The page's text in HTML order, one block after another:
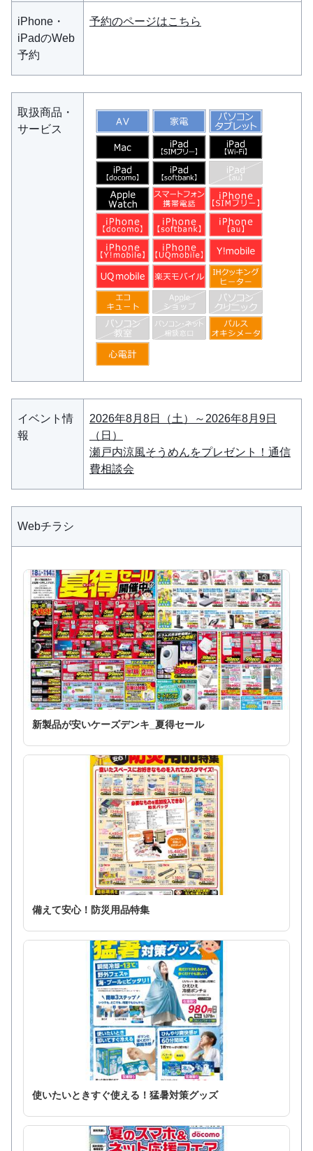
iPhone・
iPadのWeb
予約
予約のページはこちら
取扱商品・
サービス
イベント情
報
2026年8月8日（土）～2026年8月9日
（日）
瀬戸内涼風そうめんをプレゼント！通信
費相談会
Webチラシ
新製品が安いケーズデンキ_夏得セール
備えて安心！防災用品特集
使いたいときすぐ使える！猛暑対策グッズ